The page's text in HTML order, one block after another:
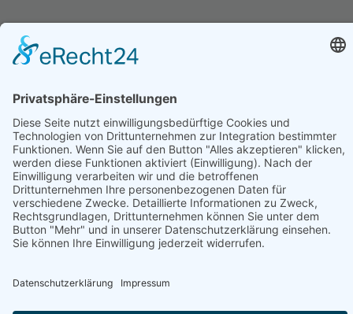
Datenschutzerklärung
Impressum
Kontakt
Hinweis: Affiliatelinks/Werbelinks/Werbung
Die mit Sternchen () gekennzeichneten Links sind sogenannte Affiliate-
Links. Wenn du auf so einen Affiliate-Link klickst und über diesen Link
einkaufst, bekomme ich von dem betreffenden Online-Shop oder
Anbieter eine Provision. Für dich verändert sich der Preis nicht. Beiträge
die mit Sternchen () gekennzeichnet sind, sind Beiträge für die wir
Diese Artikel werden nur geschrieben, wenn wir dafür keine Auflagen